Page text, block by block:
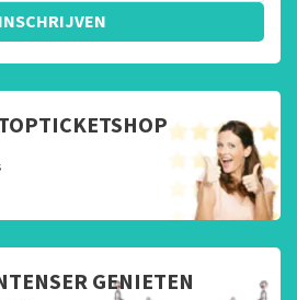
INSCHRIJVEN
GENIETEN